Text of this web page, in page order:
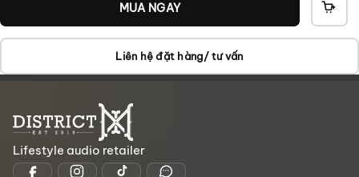
MUA NGAY
VÀO
Liên hệ đặt hàng/ tư vấn
Lifestyle audio retailer